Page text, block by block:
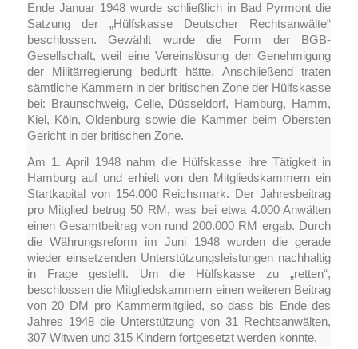
Ende Januar 1948 wurde schließlich in Bad Pyrmont die
Satzung der „Hülfskasse Deutscher Rechtsanwälte“
beschlossen. Gewählt wurde die Form der BGB-
Gesellschaft, weil eine Vereinslösung der Genehmigung
der Militärregierung bedurft hätte. Anschließend traten
sämtliche Kammern in der britischen Zone der Hülfskasse
bei: Braunschweig, Celle, Düsseldorf, Hamburg, Hamm,
Kiel, Köln, Oldenburg sowie die Kammer beim Obersten
Gericht in der britischen Zone.
Am 1. April 1948 nahm die Hülfskasse ihre Tätigkeit in
Hamburg auf und erhielt von den Mitgliedskammern ein
Startkapital von 154.000 Reichsmark. Der Jahresbeitrag
pro Mitglied betrug 50 RM, was bei etwa 4.000 Anwälten
einen Gesamtbeitrag von rund 200.000 RM ergab. Durch
die Währungsreform im Juni 1948 wurden die gerade
wieder einsetzenden Unterstützungsleistungen nachhaltig
in Frage gestellt. Um die Hülfskasse zu „retten“,
beschlossen die Mitgliedskammern einen weiteren Beitrag
von 20 DM pro Kammermitglied, so dass bis Ende des
Jahres 1948 die Unterstützung von 31 Rechtsanwälten,
307 Witwen und 315 Kindern fortgesetzt werden konnte.